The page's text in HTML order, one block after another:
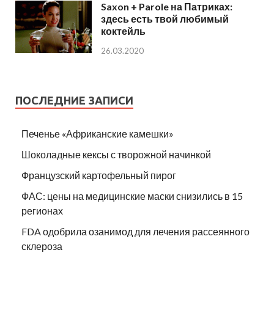
Saxon + Parole на Патриках:
здесь есть твой любимый
коктейль
26.03.2020
ПОСЛЕДНИЕ ЗАПИСИ
Печенье «Африканские камешки»
Шоколадные кексы с творожной начинкой
Французский картофельный пирог
ФАС: цены на медицинские маски снизились в 15
регионах
FDA одобрила озанимод для лечения рассеянного
склероза